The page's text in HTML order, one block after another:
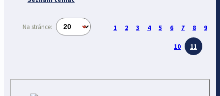
Na stránce: 1 2 3 4 5 6 7 8 9
10 11